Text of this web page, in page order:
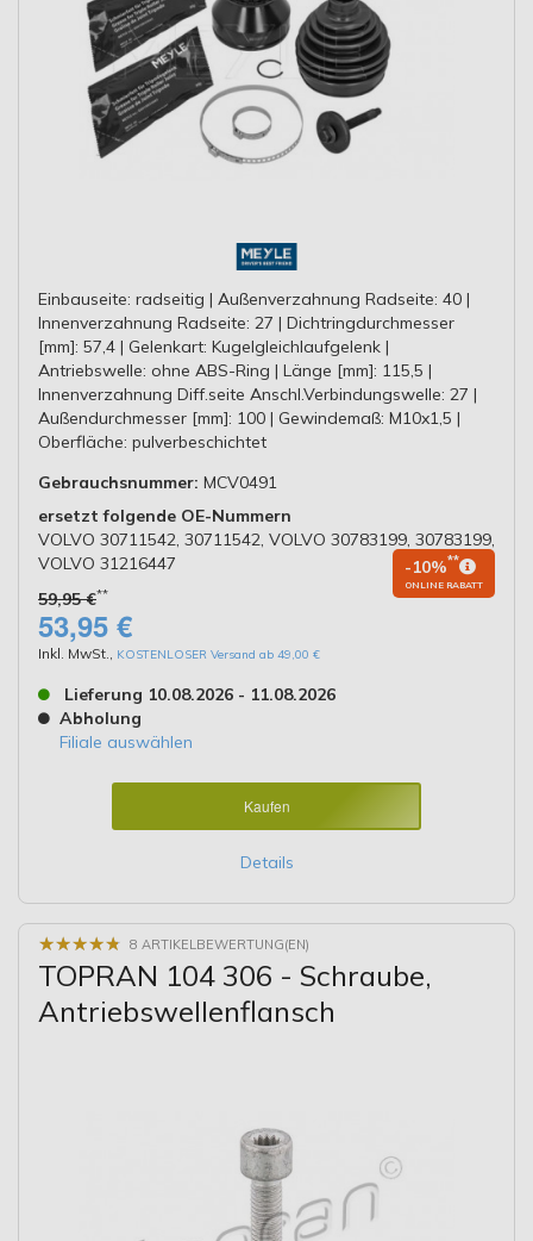
Einbauseite: radseitig | Außenverzahnung Radseite: 40 |
Innenverzahnung Radseite: 27 | Dichtringdurchmesser
[mm]: 57,4 | Gelenkart: Kugelgleichlaufgelenk |
Antriebswelle: ohne ABS-Ring | Länge [mm]: 115,5 |
Innenverzahnung Diff.seite Anschl.Verbindungswelle: 27 |
Außendurchmesser [mm]: 100 | Gewindemaß: M10x1,5 |
Oberfläche: pulverbeschichtet
Gebrauchsnummer: MCV0491
ersetzt folgende OE-Nummern
VOLVO 30711542, 30711542, VOLVO 30783199, 30783199,
VOLVO 31216447
59,95 €**
-10%**
ONLINE RABATT
53,95 €
Inkl. MwSt. KOSTENLOSER Versand ab 49,00 €
Lieferung 10.08.2026 - 11.08.2026
Abholung
Filiale auswählen
Kaufen
Details
★★★★★
★★★★★ 8 ARTIKELBEWERTUNG(EN)
TOPRAN 104 306 - Schraube,
Antriebswellenflansch